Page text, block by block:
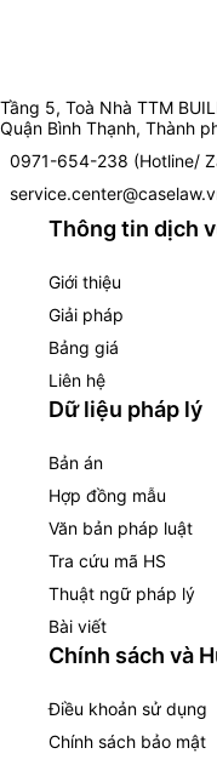
Tầng 5, Toà Nhà TTM
Quận Bình Thạnh, Thành
0971-654-238 (Hotline/
Thông tin dịch
Giới thiệu
Giải pháp
Bảng giá
Liên hệ
Dữ liệu pháp lý
Bản án
Hợp đồng mẫu
Văn bản pháp luật
Tra cứu mã HS
Thuật ngữ pháp lý
Bài viết
Chính sách và
Điều khoản sử dụng
Chính sách bảo mật